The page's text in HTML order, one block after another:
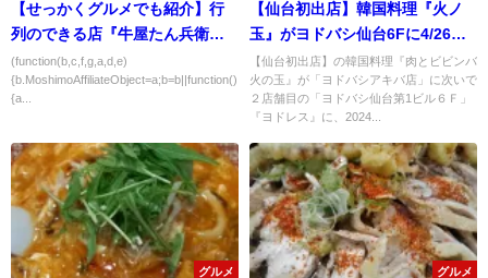
【せっかくグルメでも紹介】行
列のできる店『牛屋たん兵衛』
の「牛たん壺飯」が旨すぎる！
(function(b,c,f,g,a,d,e)
{b.MoshimoAffiliateObject=a;b=b||function()
{a...
【仙台初出店】韓国料理『火ノ
玉』がヨドバシ仙台6Fに4/26オ
ープン予定！
【仙台初出店】の韓国料理『肉とビビンバ
火の玉』が「ヨドバシアキバ店」に次いで
２店舗目の「ヨドバシ仙台第1ビル６Ｆ」
『ヨドレス』に、2024...
グルメ グルメ